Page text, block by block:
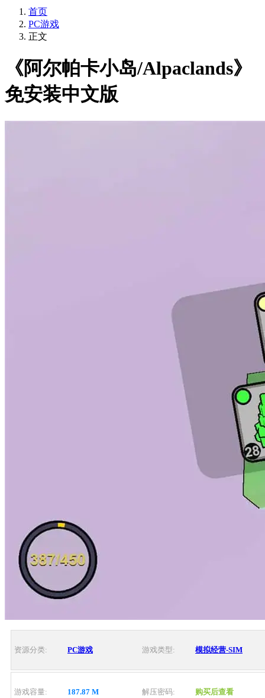
首页
PC游戏
正文
《阿尔帕卡小岛/Alpaclands》
免安装中文版
资源分类: PC游戏 游戏类型: 模拟经营-SIM
游戏容量: 187.87 M 解压密码: 购买后查看